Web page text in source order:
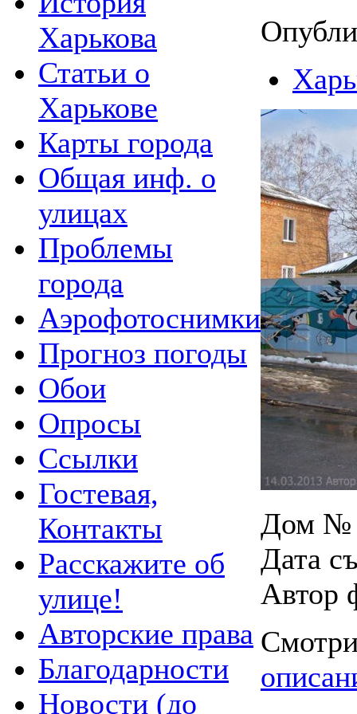
Харькова
Статьи о
Харькове
Карты города
Общая инф. о
улицах
Проблемы
города
Аэрофотоснимки
Прогноз погоды
Обои
Опросы
Ссылки
Гостевая,
Контакты
Расскажите об
улице!
Авторские права
Благодарности
Новости (до
Дом №
Дата
Автор